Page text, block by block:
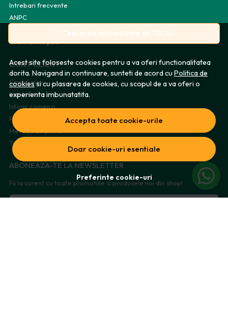
⚠️ Comanda minimă este de 70 lei.
Acest site foloseste cookies pentru a va oferi functionalitatea
dorita. Navigand in continuare, sunteti de acord cu Politica de
cookiessi cu plasarea de cookies, cu scopul de a va oferi o
experienta imbunatatita.
Accepta toate cookie-urile
Doar cookie-uri esentiale
Preferinte cookie-uri
Intrebari frecvente
ANPC
Solutionarea litigiilor
Informatii legale
CONT CLIENT
Contul meu
Inregistrare
Istoric comenzi
Produse favorite
Metode de plata
Transport si retururi
ABONEAZA-TE LA NEWSLETTER
Fii la curent cu toate promotiile si produsele noi din shop!